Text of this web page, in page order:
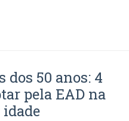
dos 50 anos: 4
pela EAD na